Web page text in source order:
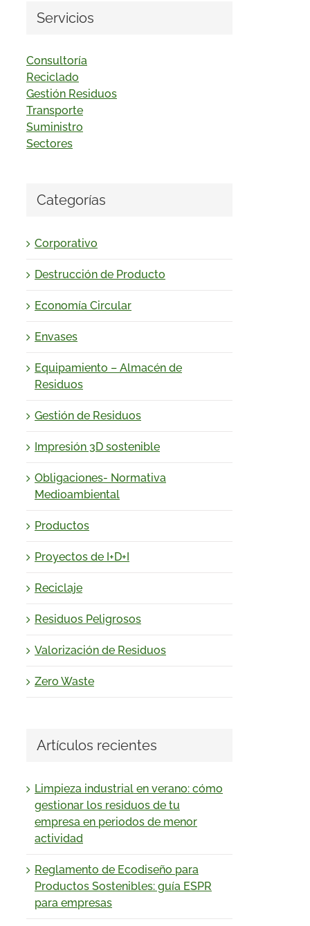
Servicios
Consultoría
Reciclado
Gestión Residuos
Transporte
Suministro
Sectores
Categorías
Corporativo
Destrucción de Producto
Economía Circular
Envases
Equipamiento – Almacén de
Residuos
Gestión de Residuos
Impresión 3D sostenible
Obligaciones- Normativa
Medioambiental
Productos
Proyectos de I+D+I
Reciclaje
Residuos Peligrosos
Valorización de Residuos
Zero Waste
Artículos recientes
Limpieza industrial en verano: cómo
gestionar los residuos de tu
empresa en periodos de menor
actividad
Reglamento de Ecodiseño para
Productos Sostenibles: guía ESPR
para empresas